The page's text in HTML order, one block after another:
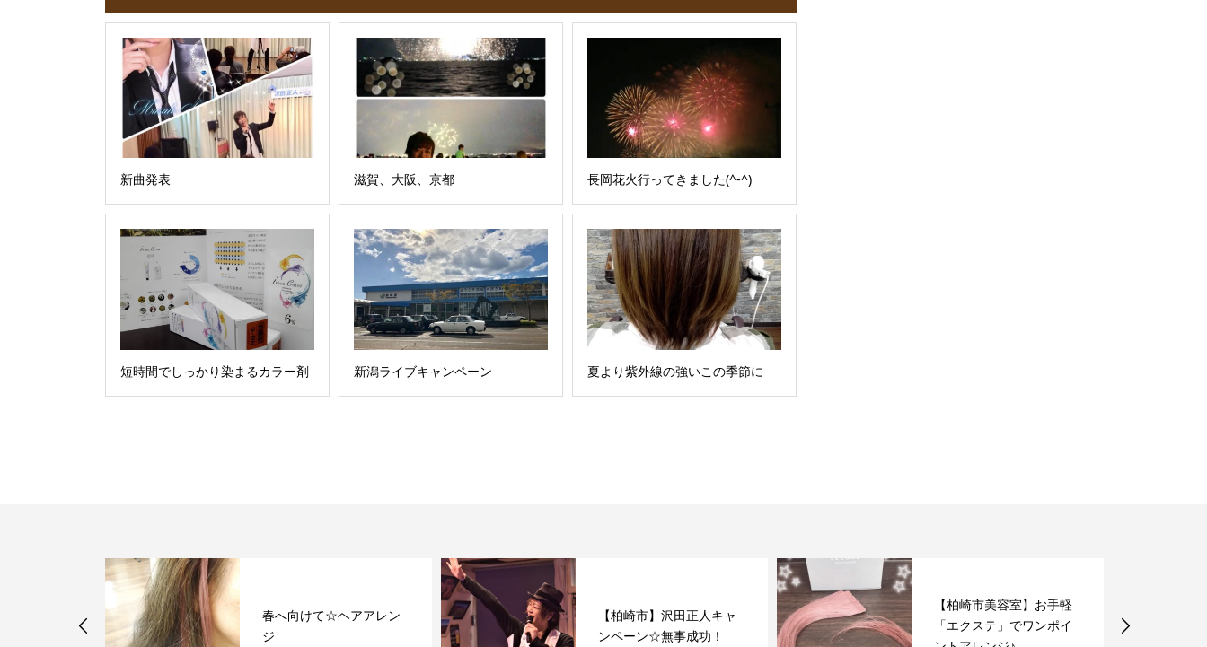
新曲発表 滋賀、大阪、京都 長岡花火行ってきました(^-^)
短時間でしっかり染まるカラー剤 新潟ライブキャンペーン 夏より紫外線の強いこの季節に
春へ向けて☆ヘアアレン
ジ
【柏崎市】沢田正人キャ
ンペーン☆無事成功！
【柏崎市美容室】お手軽
「エクステ」でワンポイ